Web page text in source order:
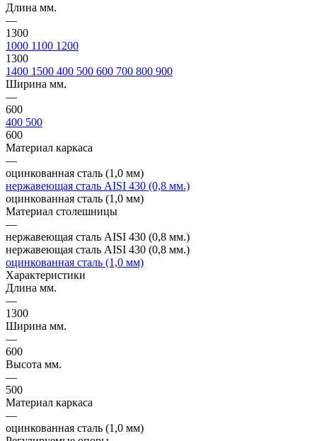
Длина мм.
—
1300
1000 1100 1200
1300
1400 1500 400 500 600 700 800 900
Ширина мм.
—
600
400 500
600
Материал каркаса
—
оцинкованная сталь (1,0 мм)
нержавеющая сталь AISI 430 (0,8 мм.)
оцинкованная сталь (1,0 мм)
Материал столешницы
—
нержавеющая сталь AISI 430 (0,8 мм.)
нержавеющая сталь AISI 430 (0,8 мм.)
оцинкованная сталь (1,0 мм)
Характеристики
Длина мм.
—
1300
Ширина мм.
—
600
Высота мм.
—
500
Материал каркаса
—
оцинкованная сталь (1,0 мм)